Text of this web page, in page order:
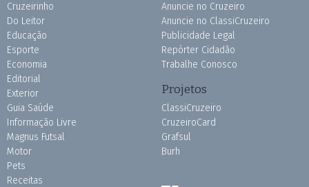
Cruzeirinho
Do Leitor
Educação
Esporte
Economia
Editorial
Exterior
Guia Saúde
Informação Livre
Magnus Futsal
Motor
Pets
Receitas
Anuncie no Cruzeiro
Anuncie no ClassiCruzeiro
Publicidade Legal
Repórter Cidadão
Trabalhe Conosco
Projetos
ClassiCruzeiro
CruzeiroCard
Grafsul
Burh